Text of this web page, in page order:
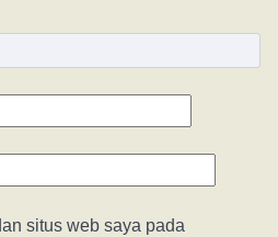
situs web saya pada